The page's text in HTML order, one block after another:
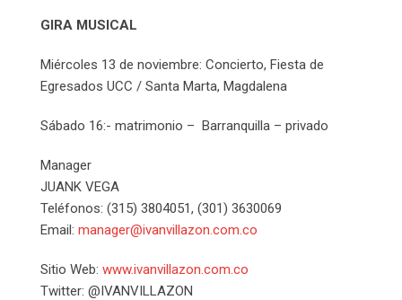
GIRA MUSICAL
Miércoles 13 de noviembre: Concierto, Fiesta de
Egresados UCC / Santa Marta, Magdalena
Sábado 16:- matrimonio – Barranquilla – privado
Manager
JUANK VEGA
Teléfonos: (315) 3804051, (301) 3630069
Email: manager@ivanvillazon.com.co
Sitio Web: www.ivanvillazon.com.co
Twitter: @IVANVILLAZON